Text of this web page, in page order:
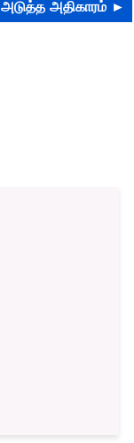
அடுத்த அதிகாரம் ►